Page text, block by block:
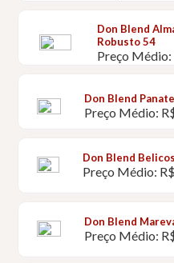
Don Blend
Robusto 54
Preço Médio:
Don Blend
Preço Médio:
Don Blend
Preço Médio:
Don Blend
Preço Médio: